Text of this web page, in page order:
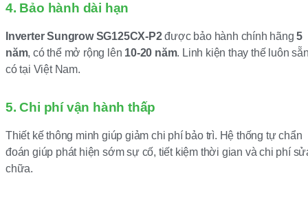
4. Bảo hành dài hạn
Inverter Sungrow SG125CX-P2được bảo hành chính hãng5
năm, có thể mở rộng lên 10-20 năm. Linh kiện thay thế luôn
có tại Việt Nam.
5. Chi phí vận hành thấp
Thiết kế thông minh giúp giảm chi phí bảo trì. Hệ thống tự chẩn
đoán giúp phát hiện sớm sự cố, tiết kiệm thời gian và chi phí
chữa.